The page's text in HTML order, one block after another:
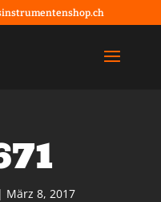
| März 8, 2017